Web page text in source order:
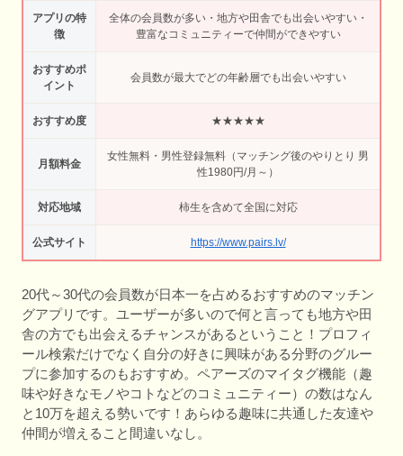
アプリの特
徴
全体の会員数が多い・地方や田舎でも出会いやすい・
豊富なコミュニティーで仲間ができやすい
おすすめポ
イント
会員数が最大でどの年齢層でも出会いやすい
おすすめ度 ★★★★★
月額料金
女性無料・男性登録無料（マッチング後のやりとり 男
性1980円/月～）
対応地域 柿生を含めて全国に対応
公式サイト https://www.pairs.lv/
20代～30代の会員数が日本一を占めるおすすめのマッチン
グアプリです。ユーザーが多いので何と言っても地方や田
舎の方でも出会えるチャンスがあるということ！プロフィ
ール検索だけでなく自分の好きに興味がある分野のグルー
プに参加するのもおすすめ。ペアーズのマイタグ機能（趣
味や好きなモノやコトなどのコミュニティー）の数はなん
と10万を超える勢いです！あらゆる趣味に共通した友達や
仲間が増えること間違いなし。